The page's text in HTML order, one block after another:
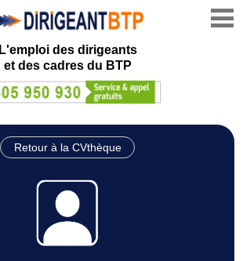
L'emploi des dirigeants
et des cadres du BTP
Retour à la CVthèque